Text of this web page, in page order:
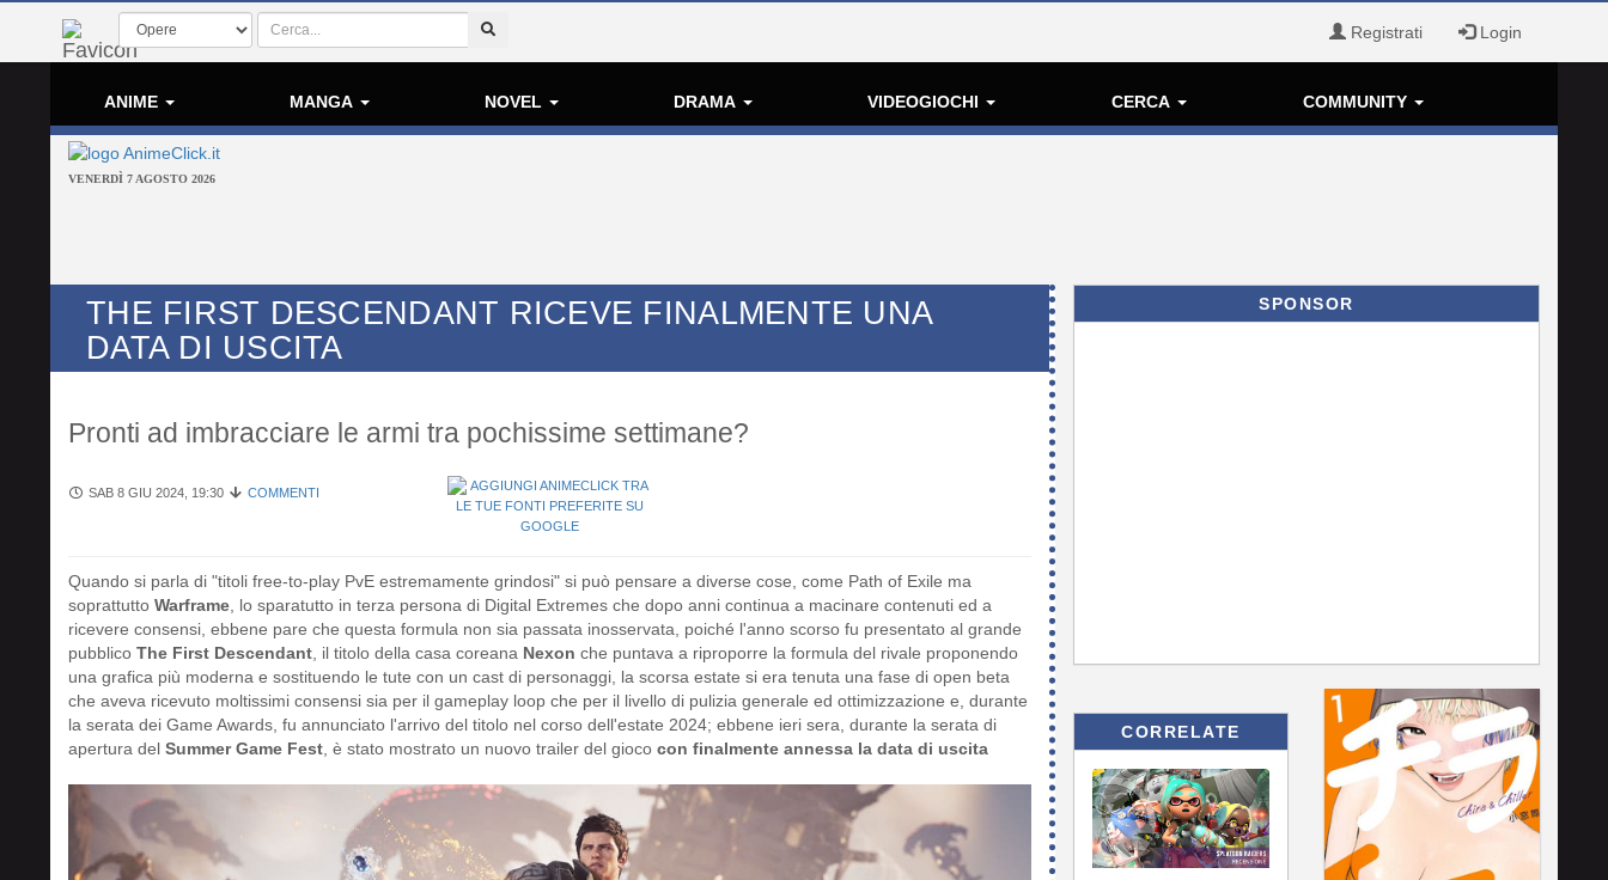
Registrati Login
ANIME MANGA NOVEL DRAMA VIDEOGIOCHI CERCA COMMUNITY
VENERDÌ 7 AGOSTO 2026
THE FIRST DESCENDANT RICEVE FINALMENTE UNA
DATA DI USCITA
Pronti ad imbracciare le armi tra pochissime settimane?
SAB 8 GIU 2024, 19:30 COMMENTI
Quando si parla di "titoli free-to-play PvE estremamente grindosi" si può pensare a diverse cose, come Path of Exile ma
soprattutto Warframe , lo sparatutto in terza persona di Digital Extremes che dopo anni continua a macinare contenuti ed a
ricevere consensi, ebbene pare che questa formula non sia passata inosservata, poiché l'anno scorso fu presentato al grande
pubblico The First Descendant , il titolo della casa coreana Nexon che puntava a riproporre la formula del rivale proponendo
una grafica più moderna e sostituendo le tute con un cast di personaggi, la scorsa estate si era tenuta una fase di open beta
che aveva ricevuto moltissimi consensi sia per il gameplay loop che per il livello di pulizia generale ed ottimizzazione e, durante
la serata dei Game Awards, fu annunciato l'arrivo del titolo nel corso dell'estate 2024; ebbene ieri sera, durante la serata di
apertura del Summer Game Fest , è stato mostrato un nuovo trailer del gioco con finalmente annessa la data di uscita
SPONSOR
CORRELATE